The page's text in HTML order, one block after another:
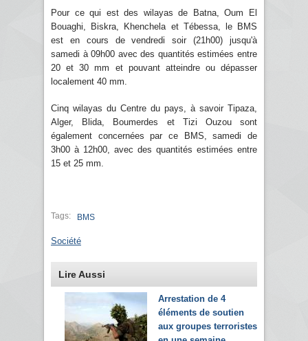
Pour ce qui est des wilayas de Batna, Oum El
Bouaghi, Biskra, Khenchela et Tébessa, le BMS
est en cours de vendredi soir (21h00) jusqu'à
samedi à 09h00 avec des quantités estimées entre
20 et 30 mm et pouvant atteindre ou dépasser
localement 40 mm.
Cinq wilayas du Centre du pays, à savoir Tipaza,
Alger, Blida, Boumerdes et Tizi Ouzou sont
également concernées par ce BMS, samedi de
3h00 à 12h00, avec des quantités estimées entre
15 et 25 mm.
Tags: BMS
Société
Lire Aussi
Arrestation de 4
éléments de soutien
aux groupes terroristes